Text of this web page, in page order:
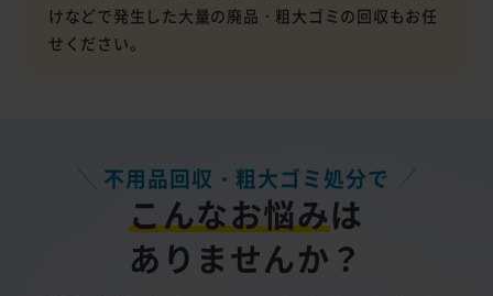
けなどで発生した大量の廃品・粗大ゴミの回収もお任
せください。
不用品回収・粗大ゴミ処分で
こんなお悩みは
ありませんか？